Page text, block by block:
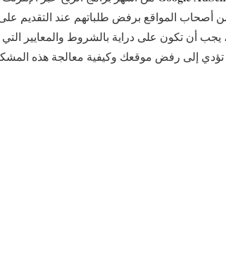
من أصحاب المواقع برفض طلباتهم عند التقديم
تؤدي إلى رفض موقعك وكيفية معالجة هذه